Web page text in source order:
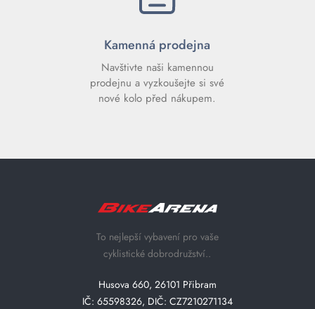
Kamenná prodejna
Navštivte naši kamennou
prodejnu a vyzkoušejte si své
nové kolo před nákupem.
To nejlepší vybavení pro vaše
cyklistické dobrodružství..
Husova 660, 26101 Přibram
IČ: 65598326, DIČ: CZ7210271134